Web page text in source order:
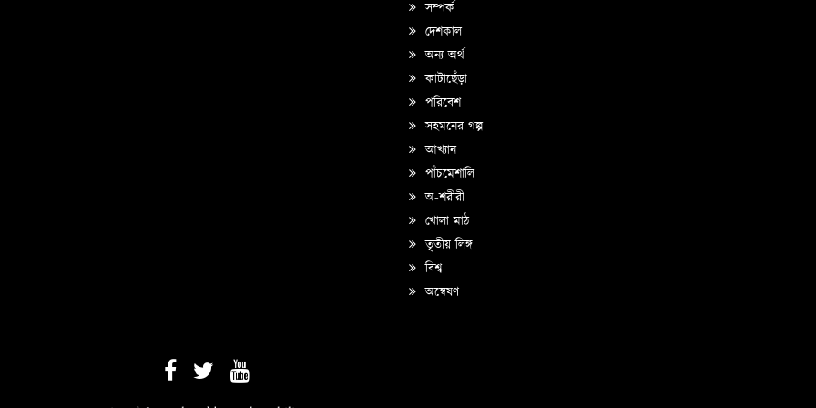
সম্পর্ক
দেশকাল
অন্য অর্থ
কাটাছেঁড়া
পরিবেশ
সহমনের গল্প
আখ্যান
পাঁচমেশালি
অ-শরীরী
খোলা মাঠ
তৃতীয় লিঙ্গ
বিশ্ব
অন্বেষণ